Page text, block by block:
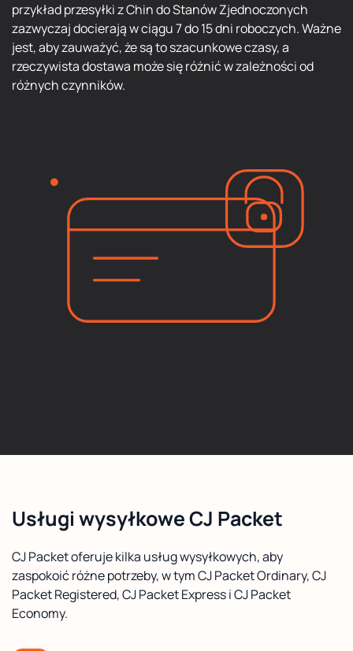
przykład przesyłki z Chin do Stanów Zjednoczonych
zazwyczaj docierają w ciągu 7 do 15 dni roboczych. Ważne
jest, aby zauważyć, że są to szacunkowe czasy, a
rzeczywista dostawa może się różnić w zależności od
różnych czynników.
Usługi wysyłkowe CJ Packet
CJ Packet oferuje kilka usług wysyłkowych, aby
zaspokoić różne potrzeby, w tym CJ Packet Ordinary, CJ
Packet Registered, CJ Packet Express i CJ Packet
Economy.